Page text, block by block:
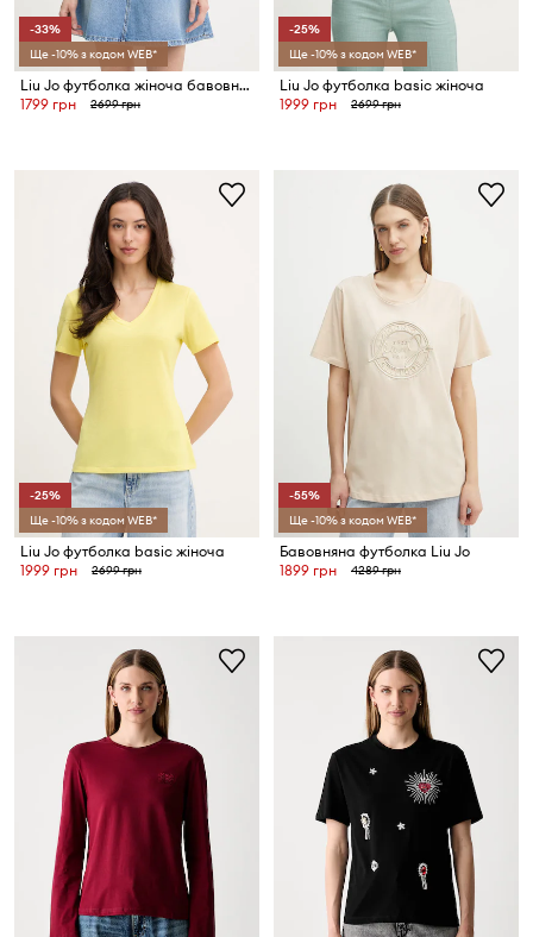
-33%
Ще -10% з кодом WEB*
Liu Jo футболка жіноча бавовняна
1799 грн
2699 грн
-25%
Ще -10% з кодом WEB*
Liu Jo футболка basic жіноча
1999 грн
2699 грн
-25%
Ще -10% з кодом WEB*
Liu Jo футболка basic жіноча
1999 грн
2699 грн
-55%
Ще -10% з кодом WEB*
Бавовняна футболка Liu Jo
1899 грн
4289 грн